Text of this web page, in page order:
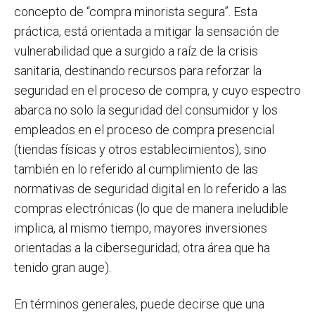
concepto de “compra minorista segura”. Esta
práctica, está orientada a mitigar la sensación de
vulnerabilidad que a surgido a raíz de la crisis
sanitaria, destinando recursos para reforzar la
seguridad en el proceso de compra, y cuyo espectro
abarca no solo la seguridad del consumidor y los
empleados en el proceso de compra presencial
(tiendas físicas y otros establecimientos), sino
también en lo referido al cumplimiento de las
normativas de seguridad digital en lo referido a las
compras electrónicas (lo que de manera ineludible
implica, al mismo tiempo, mayores inversiones
orientadas a la ciberseguridad; otra área que ha
tenido gran auge).
En términos generales, puede decirse que una